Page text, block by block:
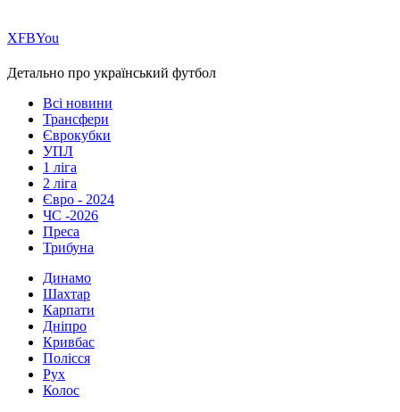
ХFBYou
Детально про український футбол
Всі новини
Трансфери
Єврокубки
УПЛ
1 ліга
2 ліга
Євро - 2024
ЧС -2026
Преса
Трибуна
Динамо
Шахтар
Карпати
Дніпро
Кривбас
Полісся
Рух
Колос